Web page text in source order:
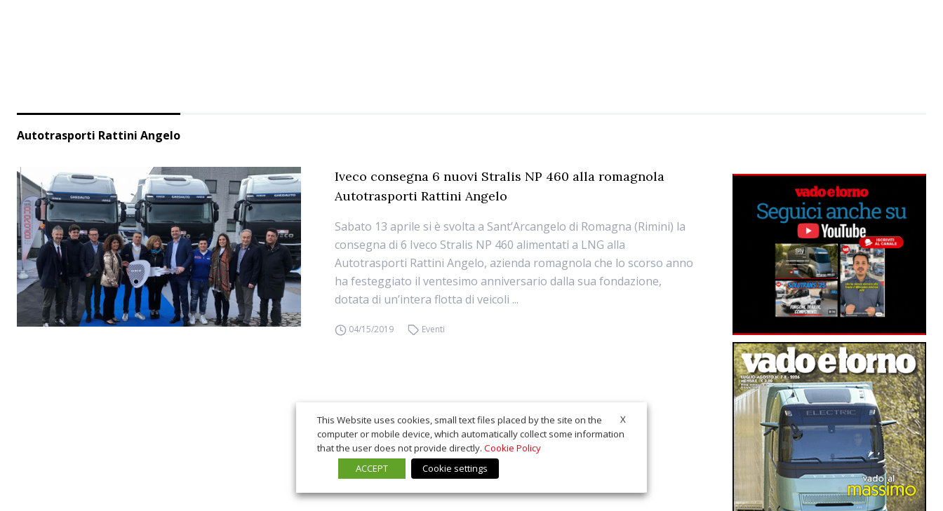
Autotrasporti Rattini Angelo
Iveco consegna 6 nuovi Stralis NP 460 alla romagnola
Autotrasporti Rattini Angelo
Sabato 13 aprile si è svolta a Sant’Arcangelo di Romagna (Rimini) la
consegna di 6 Iveco Stralis NP 460 alimentati a LNG alla
Autotrasporti Rattini Angelo, azienda romagnola che lo scorso anno
ha festeggiato il ventesimo anniversario dalla sua fondazione,
dotata di un’intera flotta di veicoli ...
04/15/2019 Eventi
X
This Website uses cookies, small text files placed by the site on the
computer or mobile device, which automatically collect some information
that the user does not provide directly. Cookie Policy
ACCEPT
Cookie settings